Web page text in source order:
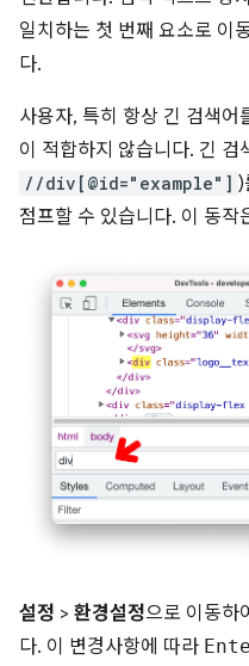
일치하는 첫 번째 요소로 이
다.
사용자, 특히 항상 긴 검색
이 적합하지 않습니다. 긴 검
//div[@id="example"]
점프할 수 있습니다. 이 동작
설정 > 환경설정으로 이동하
다. 이 변경사항에 따라